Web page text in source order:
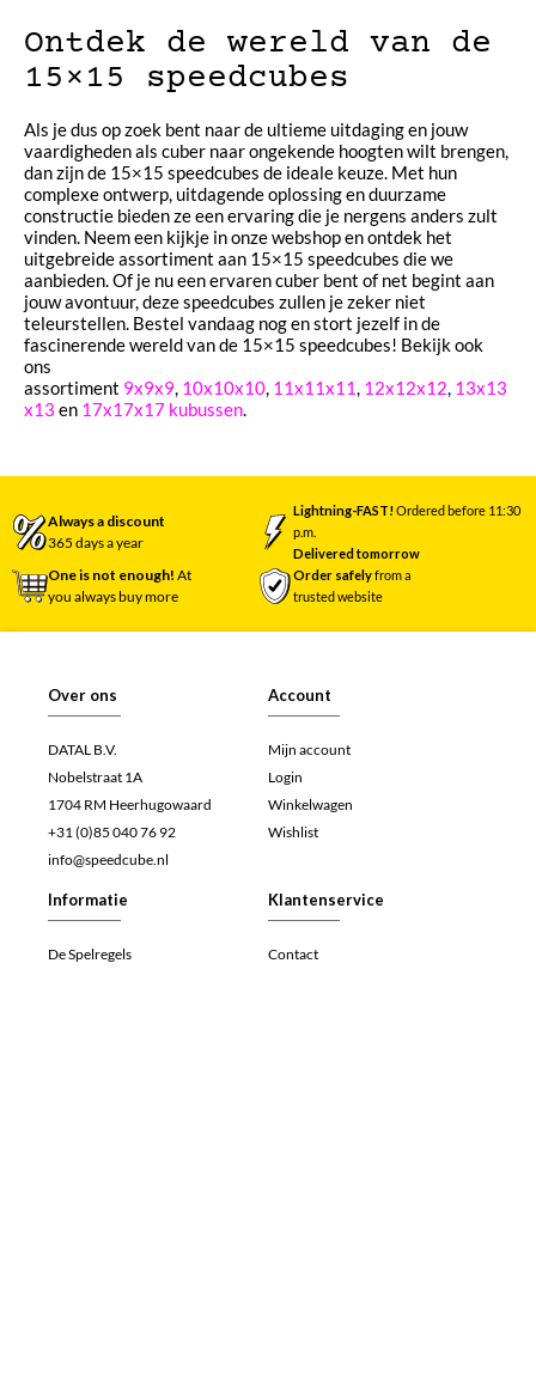
Ontdek de wereld van de
15×15 speedcubes
Als je dus op zoek bent naar de ultieme uitdaging en jouw
vaardigheden als cuber naar ongekende hoogten wilt brengen,
dan zijn de 15×15 speedcubes de ideale keuze. Met hun
complexe ontwerp, uitdagende oplossing en duurzame
constructie bieden ze een ervaring die je nergens anders zult
vinden. Neem een kijkje in onze webshop en ontdek het
uitgebreide assortiment aan 15×15 speedcubes die we
aanbieden. Of je nu een ervaren cuber bent of net begint aan
jouw avontuur, deze speedcubes zullen je zeker niet
teleurstellen. Bestel vandaag nog en stort jezelf in de
fascinerende wereld van de 15×15 speedcubes! Bekijk ook
ons
assortiment 9x9x9, 10x10x10, 11x11x11, 12x12x12, 13x13
x13 en 17x17x17 kubussen.
Always a discount
365 days a year
Lightning-FAST!Ordered before 11:30
p.m.
Delivered tomorrow
One is not enough! At
you always buy more
Order safelyfrom a
trusted website
Over ons
DATAL B.V.
Nobelstraat 1A
1704 RM Heerhugowaard
+31 (0)85 040 76 92
info@speedcube.nl
Account
Mijn account
Login
Winkelwagen
Wishlist
Informatie
De Spelregels
Klantenservice
Contact